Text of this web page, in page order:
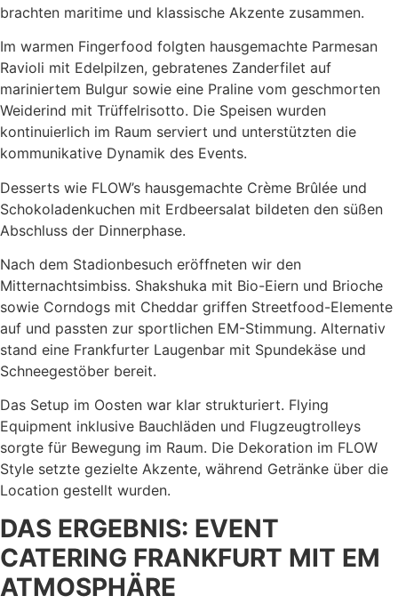
brachten maritime und klassische Akzente zusammen.
Im warmen Fingerfood folgten hausgemachte Parmesan
Ravioli mit Edelpilzen, gebratenes Zanderfilet auf
mariniertem Bulgur sowie eine Praline vom geschmorten
Weiderind mit Trüffelrisotto. Die Speisen wurden
kontinuierlich im Raum serviert und unterstützten die
kommunikative Dynamik des Events.
Desserts wie FLOW’s hausgemachte Crème Brûlée und
Schokoladenkuchen mit Erdbeersalat bildeten den süßen
Abschluss der Dinnerphase.
Nach dem Stadionbesuch eröffneten wir den
Mitternachtsimbiss. Shakshuka mit Bio-Eiern und Brioche
sowie Corndogs mit Cheddar griffen Streetfood-Elemente
auf und passten zur sportlichen EM-Stimmung. Alternativ
stand eine Frankfurter Laugenbar mit Spundekäse und
Schneegestöber bereit.
Das Setup im Oosten war klar strukturiert. Flying
Equipment inklusive Bauchläden und Flugzeugtrolleys
sorgte für Bewegung im Raum. Die Dekoration im FLOW
Style setzte gezielte Akzente, während Getränke über die
Location gestellt wurden.
DAS ERGEBNIS: EVENT
CATERING FRANKFURT MIT EM
ATMOSPHÄRE